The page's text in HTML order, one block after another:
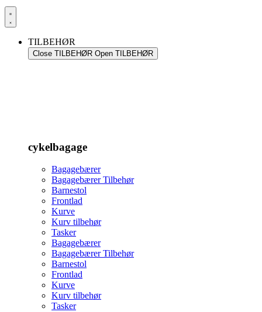
TILBEHØR
Close TILBEHØR Open TILBEHØR
cykelbagage
Bagagebærer
Bagagebærer Tilbehør
Barnestol
Frontlad
Kurve
Kurv tilbehør
Tasker
Bagagebærer
Bagagebærer Tilbehør
Barnestol
Frontlad
Kurve
Kurv tilbehør
Tasker